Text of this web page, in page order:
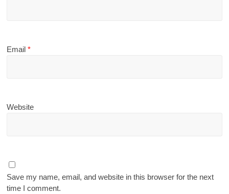
Email*
Website
Save my name, email, and website in this browser for the next
time I comment.